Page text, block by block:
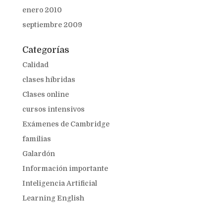
enero 2010
septiembre 2009
Categorías
Calidad
clases híbridas
Clases online
cursos intensivos
Exámenes de Cambridge
familias
Galardón
Información importante
Inteligencia Artificial
Learning English